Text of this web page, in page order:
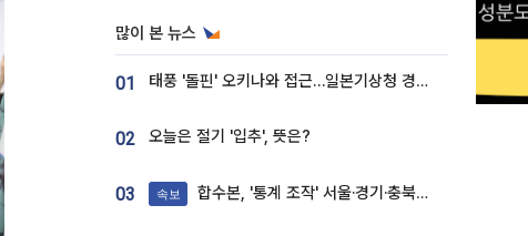
많이 본 뉴스
01 태풍 '돌핀' 오키나와 접근…일본기상청 경로 업데이트
02 오늘은 절기 '입추', 뜻은?
03 속보 합수본, '통계 조작' 서울·경기·충북 선관위 등 추가 압수수색